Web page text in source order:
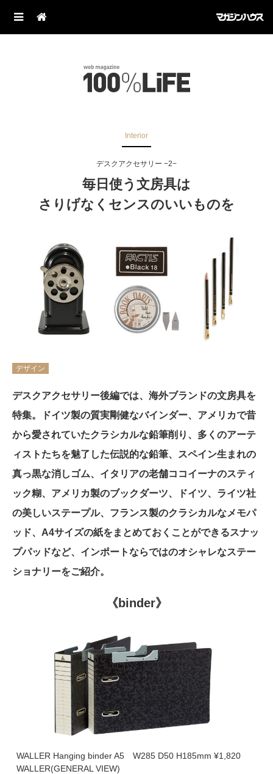
Interior
デスクアクセサリー −2−
毎日使う文房具は
さりげなくセンスのいいものを
デザイン
デスクアクセサリー後編では、海外ブランドの文房具を
特集。ドイツ製の質実剛健なバインダー、アメリカで昔
から愛されていたクラシカルな鉛筆削り、多くのアーテ
ィストたちを魅了した伝説的な鉛筆、スペイン生まれの
真っ黒な消しゴム、イタリアの老舗ココイーナのスティ
ック糊、アメリカ製のブックダーツ、ドイツ、ライツ社
の美しいステープル、フランス製のクラシカルなメモパ
ッド、A4サイズの紙をまとめておくことができるスナッ
プパッドなど、インポートならではのオシャレなステー
ショナリーをご紹介。
《binder》
WALLER Hanging binder A5 W285 D50 H185mm ¥1,820
WALLER(GENERAL VIEW)